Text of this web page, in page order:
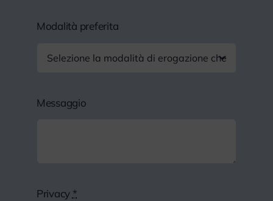
Modalità preferita
Messaggio
Privacy *